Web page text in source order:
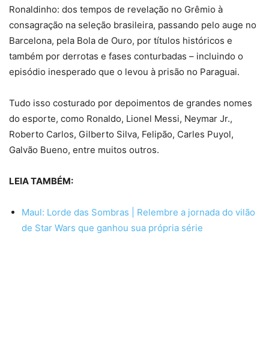
Ronaldinho: dos tempos de revelação no Grêmio à
consagração na seleção brasileira, passando pelo auge no
Barcelona, pela Bola de Ouro, por títulos históricos e
também por derrotas e fases conturbadas – incluindo o
episódio inesperado que o levou à prisão no Paraguai.
Tudo isso costurado por depoimentos de grandes nomes
do esporte, como Ronaldo, Lionel Messi, Neymar Jr.,
Roberto Carlos, Gilberto Silva, Felipão, Carles Puyol,
Galvão Bueno, entre muitos outros.
LEIA TAMBÉM:
Maul: Lorde das Sombras | Relembre a jornada do vilão
de Star Wars que ganhou sua própria série